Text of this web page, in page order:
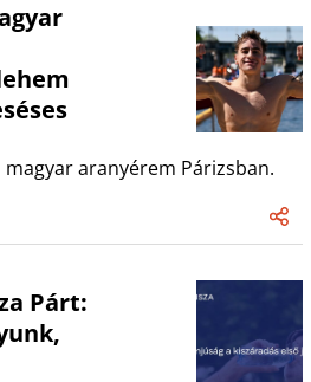
aranyérem Párizsban.
Párt: